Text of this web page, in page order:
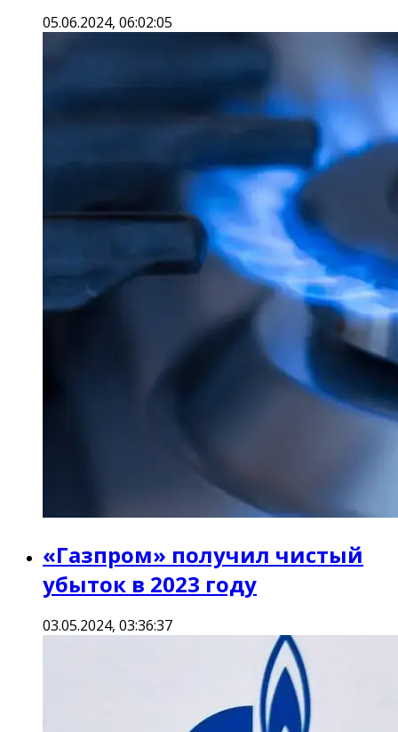
05.06.2024, 06:02:05
«Газпром» получил чистый
убыток в 2023 году
03.05.2024, 03:36:37